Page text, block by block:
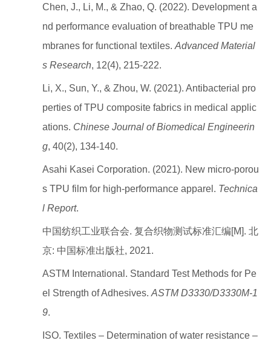
Chen, J., Li, M., & Zhao, Q. (2022). Development a
nd performance evaluation of breathable TPU me
mbranes for functional textiles. Advanced Material
s Research, 12(4), 215-222.
Li, X., Sun, Y., & Zhou, W. (2021). Antibacterial pro
perties of TPU composite fabrics in medical applic
ations. Chinese Journal of Biomedical Engineerin
g, 40(2), 134-140.
Asahi Kasei Corporation. (2021). New micro-porou
s TPU film for high-performance apparel. Technica
l Report.
中国纺织工业联合会. 复合织物测试标准汇编[M]. 北
京: 中国标准出版社, 2021.
ASTM International. Standard Test Methods for Pe
el Strength of Adhesives. ASTM D3330/D3330M-1
9.
ISO. Textiles – Determination of water resistance –